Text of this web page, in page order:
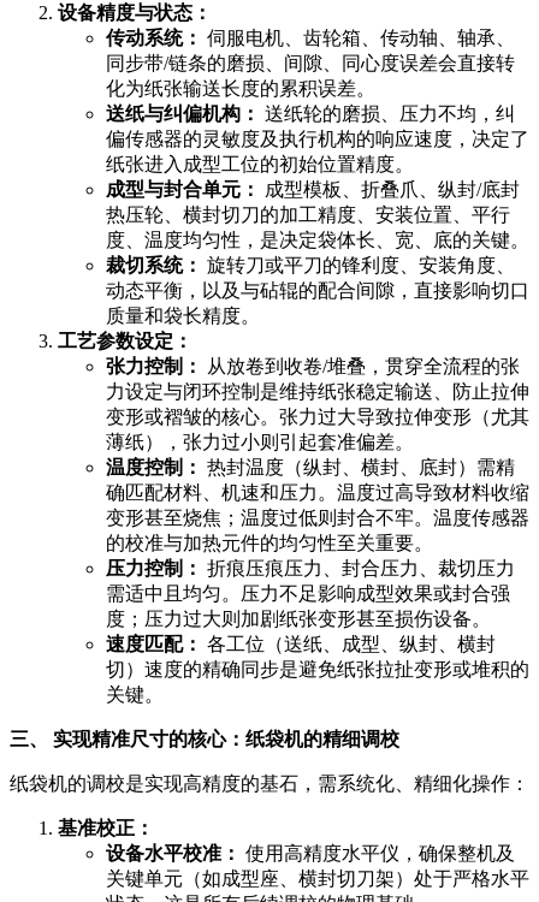
设备精度与状态：
传动系统： 伺服电机、齿轮箱、传动轴、轴承、
同步带/链条的磨损、间隙、同心度误差会直接转
化为纸张输送长度的累积误差。
送纸与纠偏机构： 送纸轮的磨损、压力不均，纠
偏传感器的灵敏度及执行机构的响应速度，决定了
纸张进入成型工位的初始位置精度。
成型与封合单元：
成型模板、折叠爪、纵封/底封
热压轮、横封切刀的加工精度、安装位置、平行
度、温度均匀性，是决定袋体长、宽、底的关键。
裁切系统： 旋转刀或平刀的锋利度、安装角度、
动态平衡，以及与砧辊的配合间隙，直接影响切口
质量和袋长精度。
工艺参数设定：
张力控制：
从放卷到收卷/堆叠，贯穿全流程的张
力设定与闭环控制是维持纸张稳定输送、防止拉伸
变形或褶皱的核心。张力过大导致拉伸变形（尤其
薄纸），张力过小则引起套准偏差。
温度控制： 热封温度（纵封、横封、底封）需精
确匹配材料、机速和压力。温度过高导致材料收缩
变形甚至烧焦；温度过低则封合不牢。温度传感器
的校准与加热元件的均匀性至关重要。
压力控制： 折痕压痕压力、封合压力、裁切压力
需适中且均匀。压力不足影响成型效果或封合强
度；压力过大则加剧纸张变形甚至损伤设备。
速度匹配： 各工位（送纸、成型、纵封、横封
切）速度的精确同步是避免纸张拉扯变形或堆积的
关键。
三、 实现精准尺寸的核心：纸袋机的精细调校
纸袋机的调校是实现高精度的基石，需系统化、精细化操作：
基准校正：
设备水平校准： 使用高精度水平仪，确保整机及
关键单元（如成型座、横封切刀架）处于严格水平